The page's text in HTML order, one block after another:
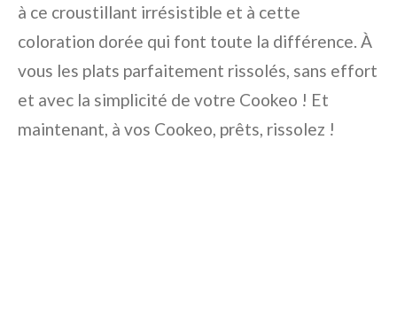
à ce croustillant irrésistible et à cette
coloration dorée qui font toute la différence. À
vous les plats parfaitement rissolés, sans effort
et avec la simplicité de votre Cookeo ! Et
maintenant, à vos Cookeo, prêts, rissolez !